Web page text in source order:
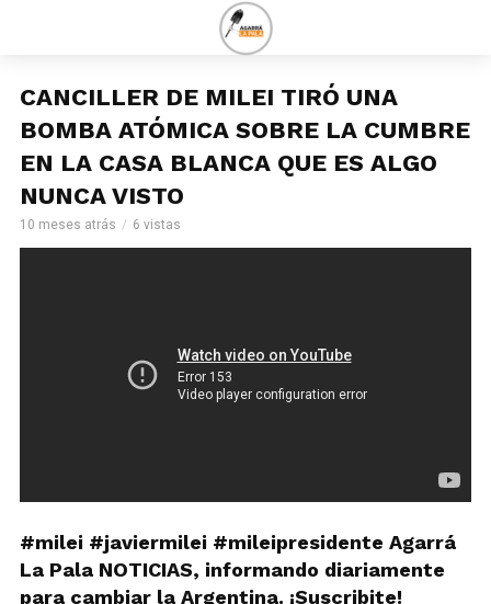
CANCILLER DE MILEI TIRÓ UNA
BOMBA ATÓMICA SOBRE LA CUMBRE
EN LA CASA BLANCA QUE ES ALGO
NUNCA VISTO
10 meses atrás 6 vistas
#milei #javiermilei #mileipresidente Agarrá
La Pala NOTICIAS, informando diariamente
para cambiar la Argentina. ¡Suscribite!